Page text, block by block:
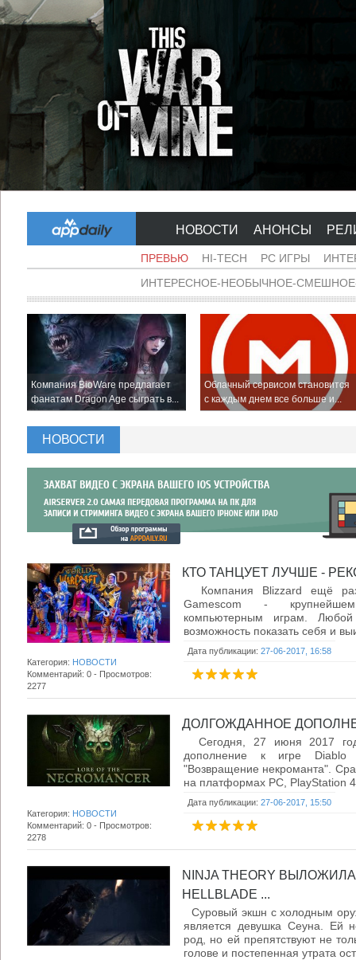
НОВОСТИ АНОНСЫ
ПРЕВЬЮ HI-TECH PC ИГРЫ
ИНТЕРЕСНОЕ-НЕОБЫЧНОЕ-
Компания BioWare предлагает
фанатам Dragon Age сыграть в...
Облачный сервисом становится
с каждым днем все больше и...
НОВОСТИ
КТО ТАНЦУЕТ ЛУЧШЕ -
Компания Blizzard ещё
Gamescom -
компьютерным играм. Любой
возможность показать себя и
Дата публикации: 27-06-2017, 16:58
Категория: НОВОСТИ
Комментарий: 0 - Просмотров:
2277
ДОЛГОЖДАННОЕ
Сегодня, 27 июня 2017
дополнение к игре
"Возвращение некроманта".
на платформах PC, PlayStation
Дата публикации: 27-06-2017, 15:50
Категория: НОВОСТИ
Комментарий: 0 - Просмотров:
2278
NINJA THEORY
HELLBLADE ...
Суровый экшн с холодным
является девушка Сеуна. Ей
род, но ей препятствуют не
голове и постепенная утрата